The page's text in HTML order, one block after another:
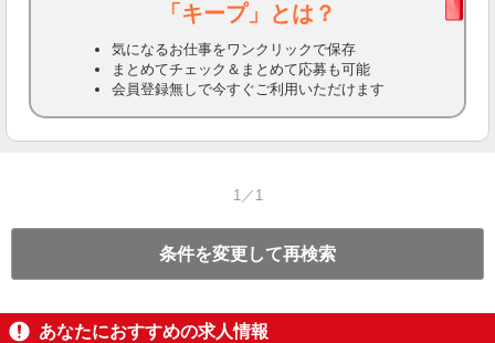
「キープ」とは？
気になるお仕事をワンクリックで保存
まとめてチェック＆まとめて応募も可能
会員登録無しで今すぐご利用いただけます
1／1
条件を変更して再検索
あなたにおすすめの求人情報